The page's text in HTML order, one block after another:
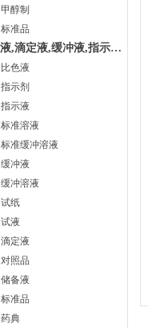
甲醇制
标准品
试液,滴定液,缓冲液,指示液,试纸
比色液
指示剂
指示液
标准溶液
标准缓冲溶液
缓冲液
缓冲溶液
试纸
试液
滴定液
对照品
储备液
标准品
药典